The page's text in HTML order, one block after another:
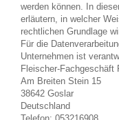
werden können. In
erläutern, in welcher
rechtlichen Grundlage
Für die
Unternehmen ist
Fleischer-Fachgeschäft
Am Breiten Stein 15
38642 Goslar
Deutschland